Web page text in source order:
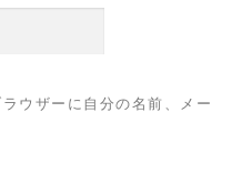
ウザーに自分の名前、メー